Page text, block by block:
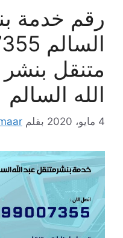
رقم خدمة
متنقل
الله السالم
4 مايو، 2020 بقلم